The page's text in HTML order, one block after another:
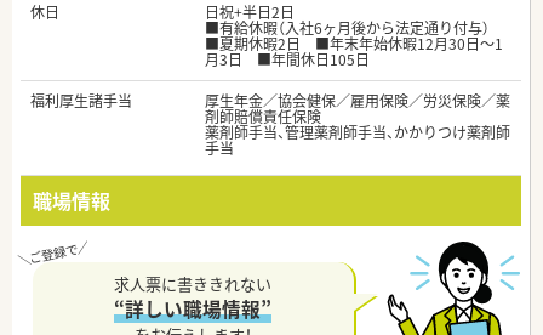
休日
日祝+半日2日
■有給休暇（入社6ヶ月後から法定通り付与）
■夏期休暇2日 ■年末年始休暇12月30日～1
月3日 ■年間休日105日
福利厚生諸手当
厚生年金／協会健保／雇用保険／労災保険／薬
剤師賠償責任保険
薬剤師手当、管理薬剤師手当、かかりつけ薬剤師
手当
職場情報
求人票に書ききれない
“詳しい職場情報”